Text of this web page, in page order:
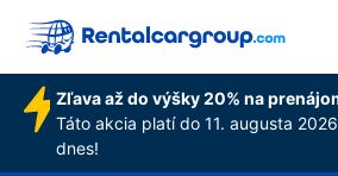
Zľava až do výšky 20% na
Táto akcia platí do 11. augusta
dnes!